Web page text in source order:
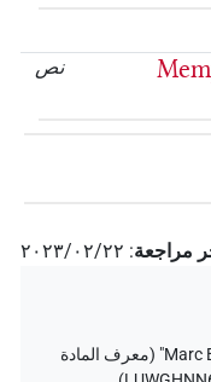
نص
مراجعة: ٢٠٢٣/٠٢/٢٢
Marc
معرف المادة